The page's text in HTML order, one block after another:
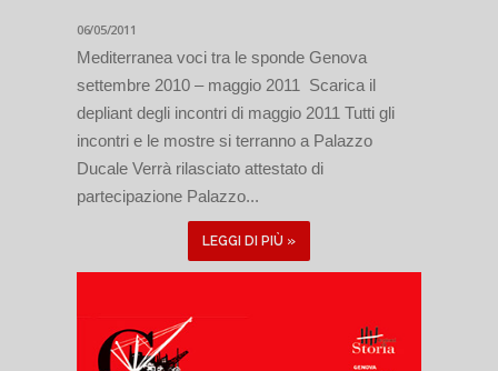
06/05/2011
Mediterranea voci tra le sponde Genova
settembre 2010 – maggio 2011 Scarica il
depliant degli incontri di maggio 2011 Tutti gli
incontri e le mostre si terranno a Palazzo
Ducale Verrà rilasciato attestato di
partecipazione Palazzo...
LEGGI DI PIÙ »